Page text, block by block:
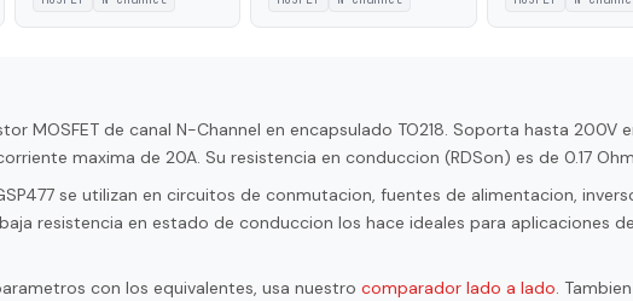
MOSFET de canal N-Channel en encapsulado TO218. Soporta hasta 200V
maxima de 20A. Su resistencia en conduccion (RDSon) es de 0.17
se utilizan en circuitos de conmutacion, fuentes de alimentacion,
resistencia en estado de conduccion los hace ideales para aplicaciones
con los equivalentes, usa nuestro comparador lado a lado. Tambien